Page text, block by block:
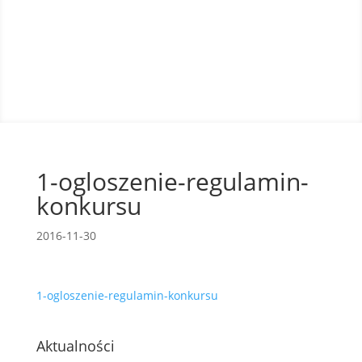
1-ogloszenie-regulamin-
konkursu
2016-11-30
1-ogloszenie-regulamin-konkursu
Aktualności